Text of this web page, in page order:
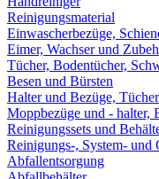
Reinigungsmaterial
Einwascherbezüge,
Eimer, Wachser und
Tücher, Bodentücher,
Besen und Bürsten
Halter und Bezüge,
Moppbezüge und - halter,
Reinigungssets und
Reinigungs-, System- und
Abfallentsorgung